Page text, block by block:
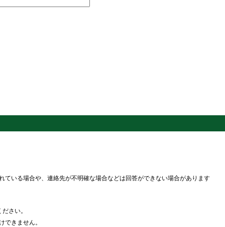
いる場合や、連絡先が不明確な場合などは回答ができない場合があります
さい。
きません。